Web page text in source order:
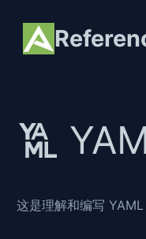
这是理解和编写 YAML